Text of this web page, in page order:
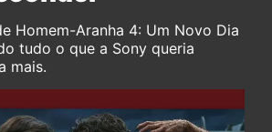
Homem-Aranha 4: Um Novo Dia
tudo o que a Sony queria
mais.